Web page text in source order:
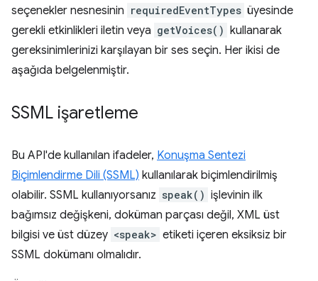
seçenekler nesnesinin requiredEventTypes üyesinde
gerekli etkinlikleri iletin veya getVoices() kullanarak
gereksinimlerinizi karşılayan bir ses seçin. Her ikisi de
aşağıda belgelenmiştir.
SSML işaretleme
Bu API'de kullanılan ifadeler, Konuşma Sentezi
Biçimlendirme Dili (SSML) kullanılarak biçimlendirilmiş
olabilir. SSML kullanıyorsanız speak() işlevinin ilk
bağımsız değişkeni, doküman parçası değil, XML üst
bilgisi ve üst düzey <speak> etiketi içeren eksiksiz bir
SSML dokümanı olmalıdır.